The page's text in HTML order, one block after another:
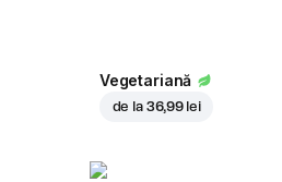
Vegetariană
de la 36,99 lei